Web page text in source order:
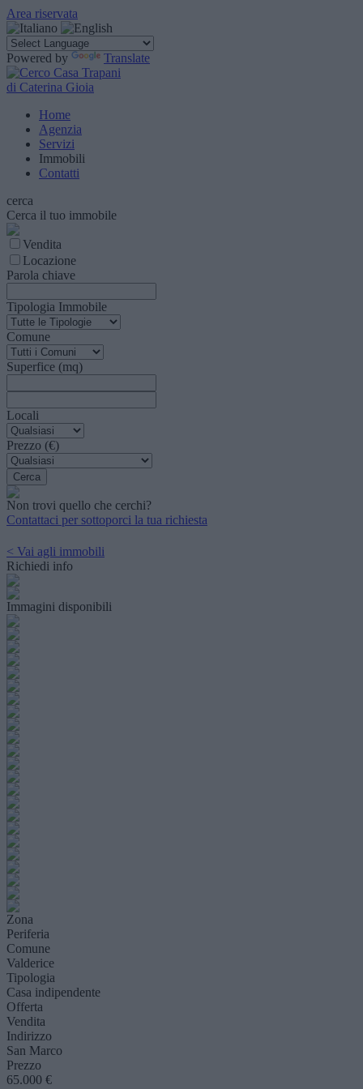
Area riservata
Powered by Translate
di Caterina Gioia
Home
Agenzia
Servizi
Immobili
Contatti
cerca
Cerca il tuo immobile
Vendita
Locazione
Parola chiave
Tipologia Immobile
Comune
Superfice (mq)
Locali
Prezzo (€)
Non trovi quello che cerchi?
Contattaci per sottoporci la tua richiesta
< Vai agli immobili
Richiedi info
Immagini disponibili
Zona
Periferia
Comune
Valderice
Tipologia
Casa indipendente
Offerta
Vendita
Indirizzo
San Marco
Prezzo
65.000 €